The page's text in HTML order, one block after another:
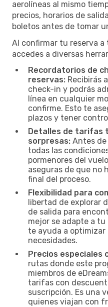
aerolíneas al mismo
precios, horarios de
boletos antes de tomar
Al confirmar tu reserva a
accedes a diversas
Recordatorios de
reservas: Recibirás
check-in y podrás
línea en cualquier
confirme. Esto te
plazos y tener
Detalles de tarifas
sorpresas: Antes de
todas las
pormenores del
aseguras de que no
final del proceso.
Flexibilidad para
libertad de explorar
de salida para
mejor se adapte a
te ayuda a
necesidades.
Precios especiales
rutas donde este
miembros de
tarifas con
suscripción. Es una
quienes viajan con